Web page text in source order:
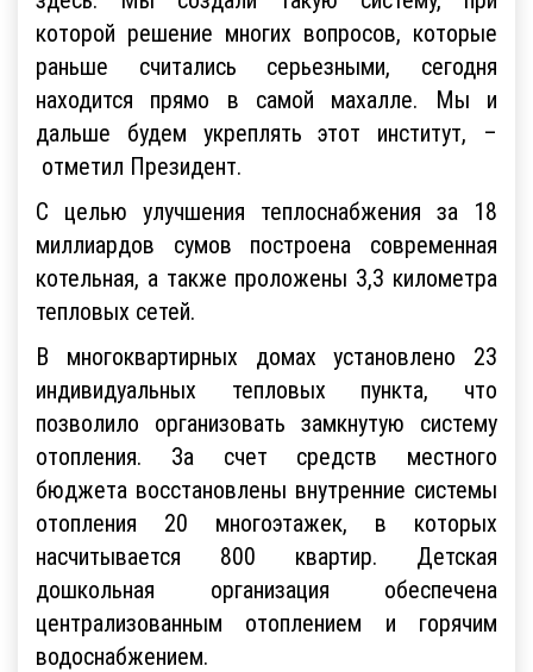
которой решение многих вопросов, которые
раньше считались серьезными, сегодня
находится прямо в самой махалле. Мы и
дальше будем укреплять этот институт, –
отметил Президент.
С целью улучшения теплоснабжения за 18
миллиардов сумов построена современная
котельная, а также проложены 3,3 километра
тепловых сетей.
В многоквартирных домах установлено 23
индивидуальных тепловых пункта, что
позволило организовать замкнутую систему
отопления. За счет средств местного
бюджета восстановлены внутренние системы
отопления 20 многоэтажек, в которых
насчитывается 800 квартир. Детская
дошкольная организация обеспечена
централизованным отоплением и горячим
водоснабжением.